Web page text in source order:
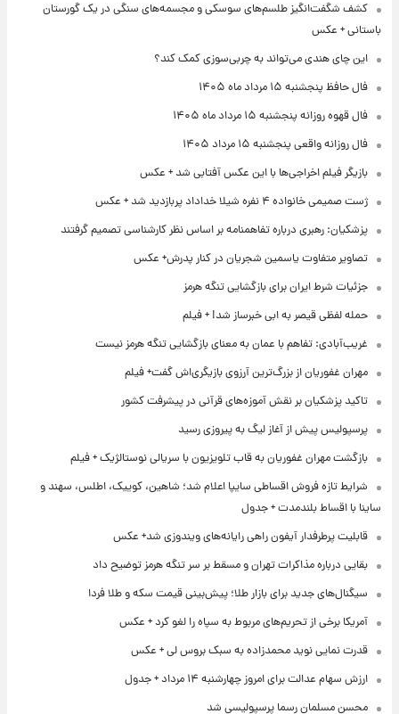
کشف شگفت‌انگیز طلسم‌های سوسکی و مجسمه‌های سنگی در یک گورستان
باستانی + عکس
این چای هندی می‌تواند به چربی‌سوزی کمک کند؟
فال حافظ پنجشنبه ۱۵ مرداد ماه ۱۴۰۵
فال قهوه روزانه پنجشنبه ۱۵ مرداد ماه ۱۴۰۵
فال روزانه واقعی پنجشنبه ۱۵ مرداد ۱۴۰۵
بازیگر فیلم اخراجی‌ها با این عکس آفتابی شد + عکس
ژست صمیمی خانواده ۴ نفره شیلا خداداد پربازدید شد + عکس
پزشکیان: رهبری درباره تفاهمنامه بر اساس نظر کارشناسی تصمیم گرفتند
تصاویر متفاوت یاسمین شجریان در کنار پدرش+ عکس
جزئیات شرط ایران برای بازگشایی تنگه هرمز
حمله لفظی قیصر به ابی خبرساز شد! + فیلم
غریب‌آبادی: تفاهم با عمان به معنای بازگشایی تنگه هرمز نیست
مهران غفوریان از بزرگ‌ترین آرزوی بازیگری‌اش گفت+ فیلم
تاکید پزشکیان بر نقش آموزه‌های قرآنی در پیشرفت کشور
پرسپولیس پیش از آغاز لیگ به پیروزی رسید
بازگشت مهران غفوریان به قاب تلویزیون با سریالی نوستالژیک + فیلم
شرایط تازه فروش اقساطی سایپا اعلام شد؛ شاهین، کوییک، اطلس، سهند و
ساینا با اقساط بلندمدت + جدول
قابلیت پرطرفدار آیفون راهی رایانه‌های ویندوزی شد+ عکس
بقایی درباره مذاکرات تهران و مسقط بر سر تنگه هرمز توضیح داد
سیگنال‌های جدید برای بازار طلا؛ پیش‌بینی قیمت سکه و طلا فردا
آمریکا برخی از تحریم‌های مربوط به سپاه را لغو کرد + عکس
قدرت نمایی نوید محمدزاده به سبک بروس لی + عکس
ارزش سهام عدالت برای امروز چهارشنبه ۱۴ مرداد + جدول
محسن مسلمان رسما پرسپولیسی شد